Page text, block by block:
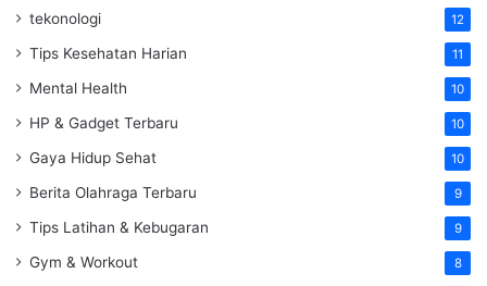
tekonologi 12
Tips Kesehatan Harian 11
Mental Health 10
HP & Gadget Terbaru 10
Gaya Hidup Sehat 10
Berita Olahraga Terbaru 9
Tips Latihan & Kebugaran 9
Gym & Workout 8